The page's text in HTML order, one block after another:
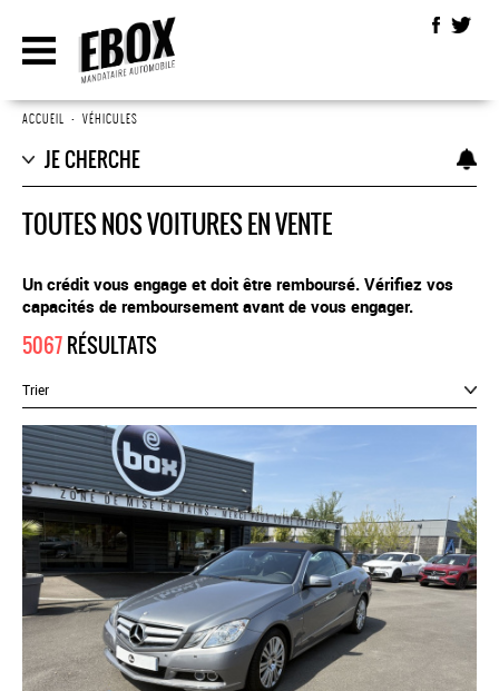
ACCUEIL • VÉHICULES
JE CHERCHE
TOUTES NOS VOITURES EN VENTE
Un crédit vous engage et doit être remboursé. Vérifiez vos
capacités de remboursement avant de vous engager.
5067RÉSULTATS
Trier